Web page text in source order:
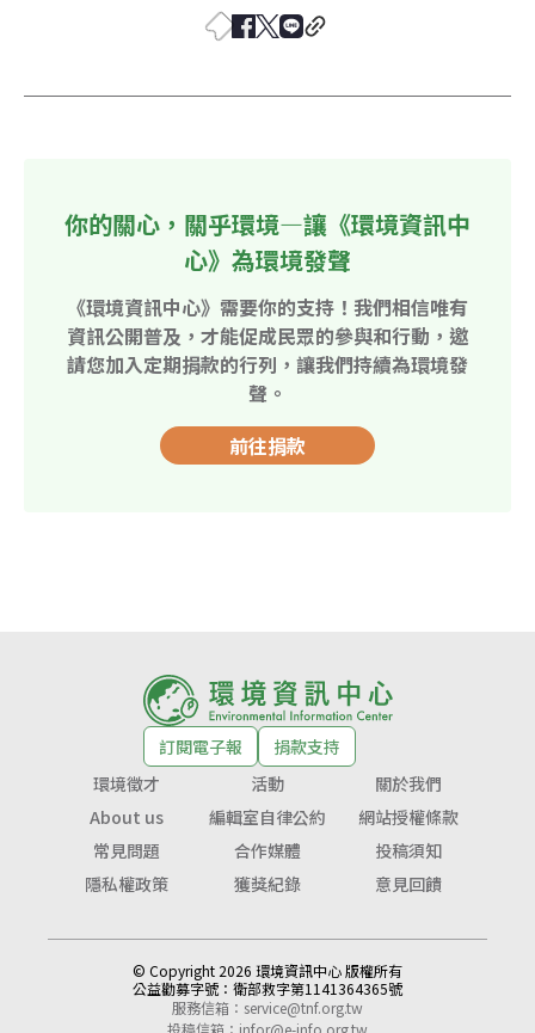
你的關心，關乎環境—讓《環境資訊中
心》為環境發聲
《環境資訊中心》需要你的支持！我們相信唯有
資訊公開普及，才能促成民眾的參與和行動，邀
請您加入定期捐款的行列，讓我們持續為環境發
聲。
前往捐款
訂閱電子報
捐款支持
環境徵才
活動
關於我們
About us
編輯室自律公約
網站授權條款
常見問題
合作媒體
投稿須知
隱私權政策
獲獎紀錄 意見回饋
© Copyright 2026 環境資訊中心 版權所有
公益勸募字號： 衛部救字第1141364365號
服務信箱： service@tnf.org.tw